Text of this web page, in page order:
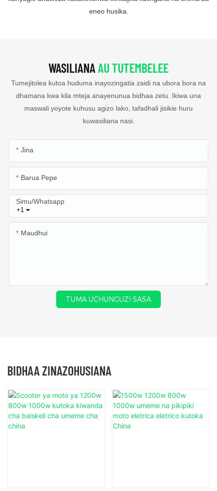
eneo husika.
WASILIANAAU TUTEMBELEE
Tumejitolea kutoa huduma inayozingatia zaidi na ubora bora na
dhamana kwa kila mteja anayenunua bidhaa zetu. Ikiwa una
maswali yoyote kuhusu agizo lako, tafadhali jisikie huru
kuwasiliana nasi.
Jina
Barua Pepe
+1
Simu/whatsapp
Maudhui
TUMA UCHUNGUZI SASA
BIDHAA ZINAZOHUSIANA